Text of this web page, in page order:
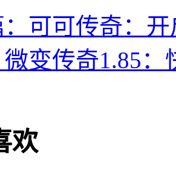
：可可传奇：
变传奇1.85
欢